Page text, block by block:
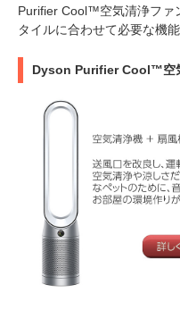
Purifier Cool™空気清浄ファ
タイルに合わせて必要な機
Dyson Purifier Cool™空